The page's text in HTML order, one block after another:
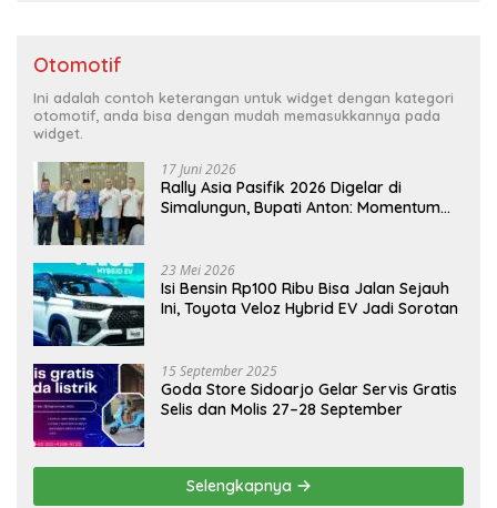
Otomotif
Ini adalah contoh keterangan untuk widget dengan kategori
otomotif, anda bisa dengan mudah memasukkannya pada
widget.
17 Juni 2026
Rally Asia Pasifik 2026 Digelar di
Simalungun, Bupati Anton: Momentum
23 Mei 2026
Isi Bensin Rp100 Ribu Bisa Jalan Sejauh
Ini, Toyota Veloz Hybrid EV Jadi Sorotan
15 September 2025
Goda Store Sidoarjo Gelar Servis Gratis
Selis dan Molis 27–28 September
Selengkapnya